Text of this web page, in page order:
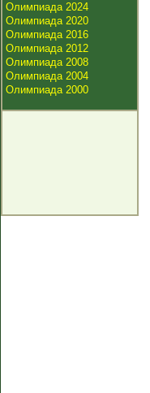
Олимпиада 2024
Олимпиада 2020
Олимпиада 2016
Олимпиада 2012
Олимпиада 2008
Олимпиада 2004
Олимпиада 2000